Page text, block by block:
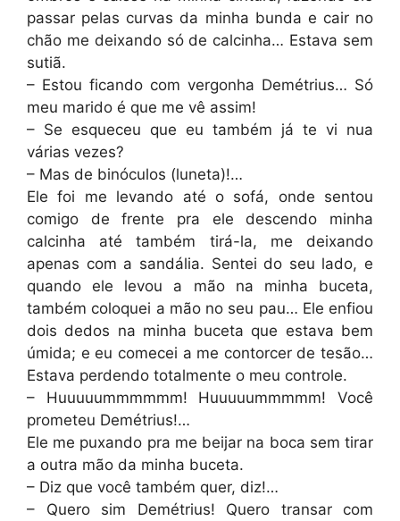
passar pelas curvas da minha bunda e cair no
chão me deixando só de calcinha… Estava sem
sutiã.
– Estou ficando com vergonha Demétrius… Só
meu marido é que me vê assim!
– Se esqueceu que eu também já te vi nua
várias vezes?
– Mas de binóculos (luneta)!…
Ele foi me levando até o sofá, onde sentou
comigo de frente pra ele descendo minha
calcinha até também tirá-la, me deixando
apenas com a sandália. Sentei do seu lado, e
quando ele levou a mão na minha buceta,
também coloquei a mão no seu pau… Ele enfiou
dois dedos na minha buceta que estava bem
úmida; e eu comecei a me contorcer de tesão…
Estava perdendo totalmente o meu controle.
– Huuuuummmmmm! Huuuuummmmm! Você
prometeu Demétrius!…
Ele me puxando pra me beijar na boca sem tirar
a outra mão da minha buceta.
– Diz que você também quer, diz!…
– Quero sim Demétrius! Quero transar com